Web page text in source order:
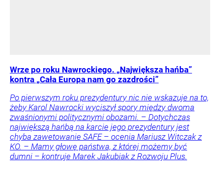
Wrze po roku Nawrockiego. „Największa hańba”
kontra „Cała Europa nam go zazdrości”
Po pierwszym roku prezydentury nic nie wskazuje na to,
żeby Karol Nawrocki wyciszył spory między dwoma
zwaśnionymi politycznymi obozami. – Dotychczas
największą hańbą na karcie jego prezydentury jest
chyba zawetowanie SAFE – ocenia Mariusz Witczak z
KO. – Mamy głowę państwa, z której możemy być
dumni – kontruje Marek Jakubiak z Rozwoju Plus.